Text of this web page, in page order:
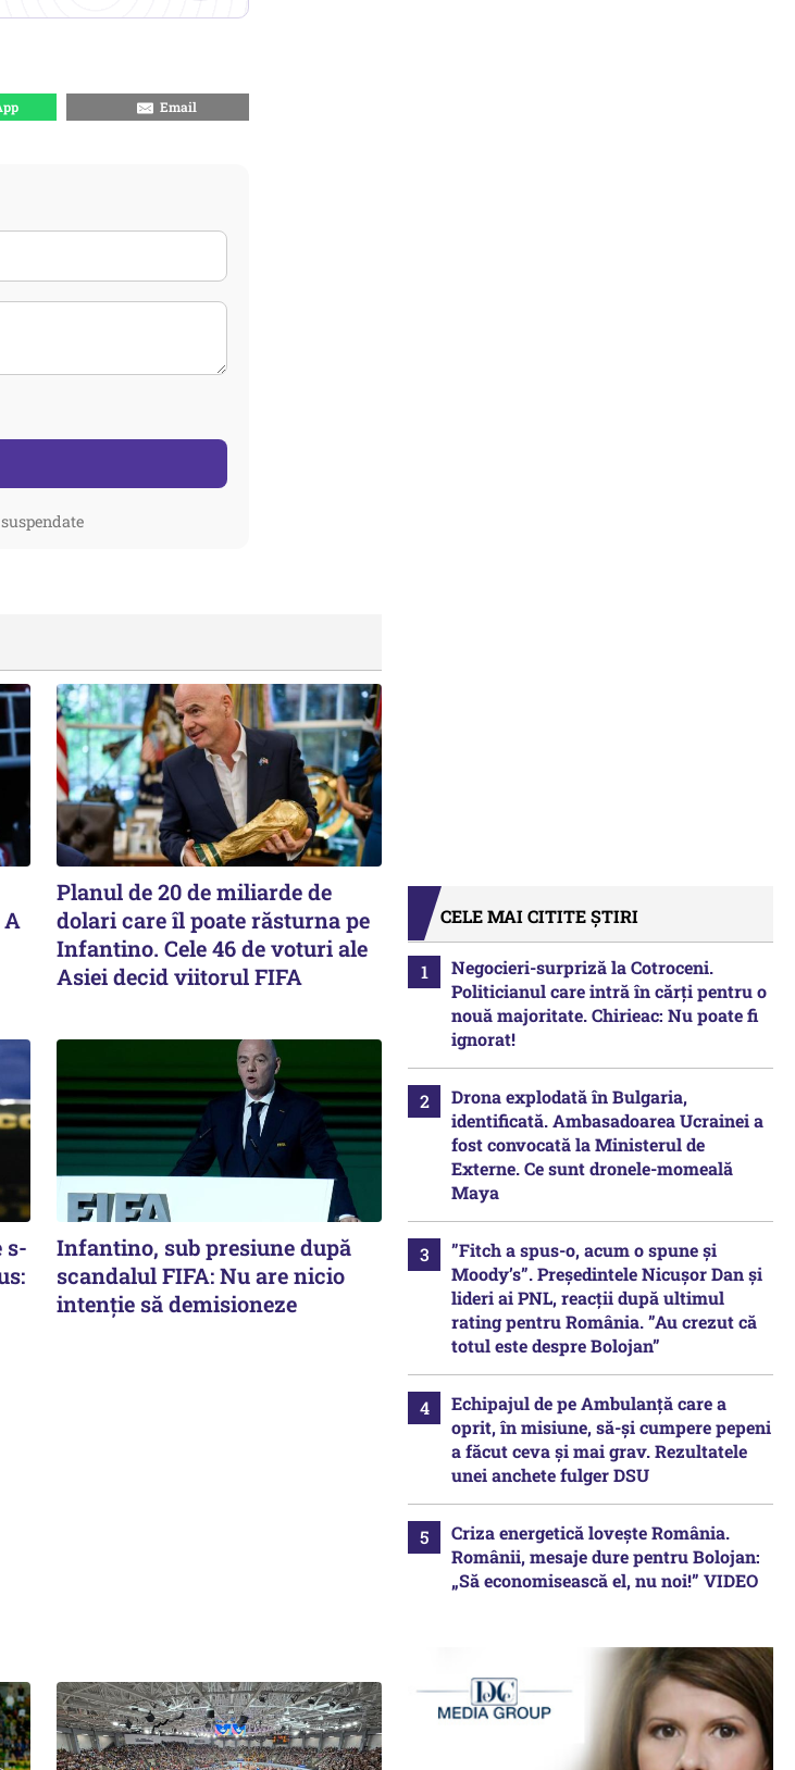
Email
A
Planul de 20 de miliarde de
dolari care îl poate răsturna pe
Infantino. Cele 46 de voturi ale
Asiei decid viitorul FIFA
s-
Infantino, sub presiune după
scandalul FIFA: Nu are nicio
intenție să demisioneze
CELE MAI CITITE ȘTIRI
Negocieri-surpriză la Cotroceni.
Politicianul care intră în cărți pentru o
nouă majoritate. Chirieac: Nu poate fi
ignorat!
Drona explodată în Bulgaria,
identificată. Ambasadoarea Ucrainei a
fost convocată la Ministerul de
Externe. Ce sunt dronele-momeală
Maya
”Fitch a spus-o, acum o spune și
Moody’s”. Președintele Nicușor Dan și
lideri ai PNL, reacții după ultimul
rating pentru România. ”Au crezut că
totul este despre Bolojan”
Echipajul de pe Ambulanță care a
oprit, în misiune, să-și cumpere pepeni
a făcut ceva și mai grav. Rezultatele
unei anchete fulger DSU
Criza energetică lovește România.
Românii, mesaje dure pentru Bolojan:
„Să economisească el, nu noi!” VIDEO